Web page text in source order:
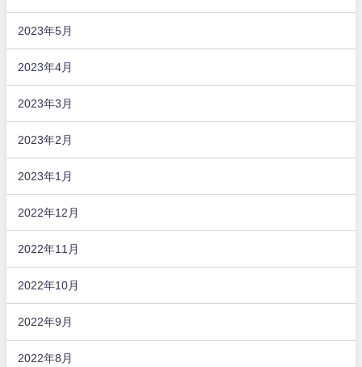
2023年5月
2023年4月
2023年3月
2023年2月
2023年1月
2022年12月
2022年11月
2022年10月
2022年9月
2022年8月